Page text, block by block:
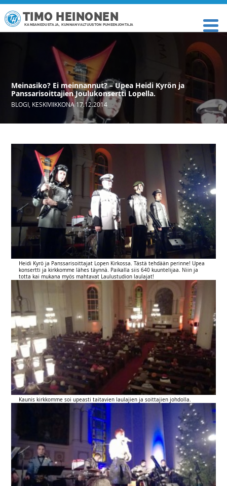
TIMO HEINONEN
KANSANEDUSTAJA, KUNNANVALTUUSTON PUHEENJOHTAJA
Meinasiko? Ei meinnannut? – Upea Heidi Kyrön ja
Panssarisoittajien Joulukonsertti Lopella.
BLOGI KESKIVIIKKONA 17.12.2014
Heidi Kyrö ja Panssarisoittajat Lopen Kirkossa. Tästä tehdään perinne! Upea
konsertti ja kirkkomme lähes täynnä. Paikalla siis 640 kuuntelijaa. Niin ja
totta kai mukana myös mahtavat Laulustudion laulajat!
Kaunis kirkkomme soi upeasti taitavien laulajien ja soittajien johdolla.